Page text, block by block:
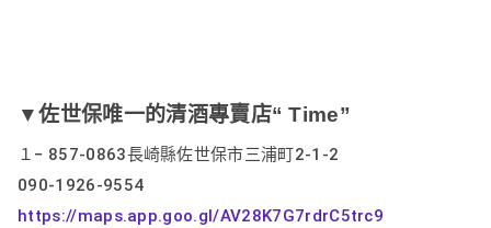
▼佐世保唯一的清酒專賣店“ Time”
１− 857-0863長崎縣佐世保市三浦町2-1-2
https://maps.app.goo.gl/AV28K7G7rdrC5trc9